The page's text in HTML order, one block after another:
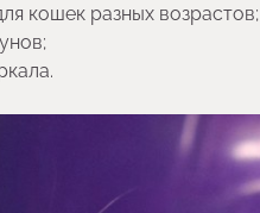
кошек разных возрастов;